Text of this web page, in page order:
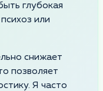
глубокая
или
снижает
позволяет
Я часто